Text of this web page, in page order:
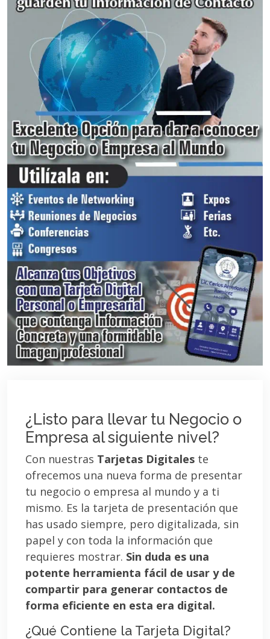
¿Listo para llevar tu Negocio o
Empresa al siguiente nivel?
Con nuestras Tarjetas Digitales te
ofrecemos una nueva forma de presentar
tu negocio o empresa al mundo y a ti
mismo. Es la tarjeta de presentación que
has usado siempre, pero digitalizada, sin
papel y con toda la información que
requieres mostrar. Sin duda es una
potente herramienta fácil de usar y de
compartir para generar contactos de
forma eficiente en esta era digital.
¿Qué Contiene la Tarjeta Digital?